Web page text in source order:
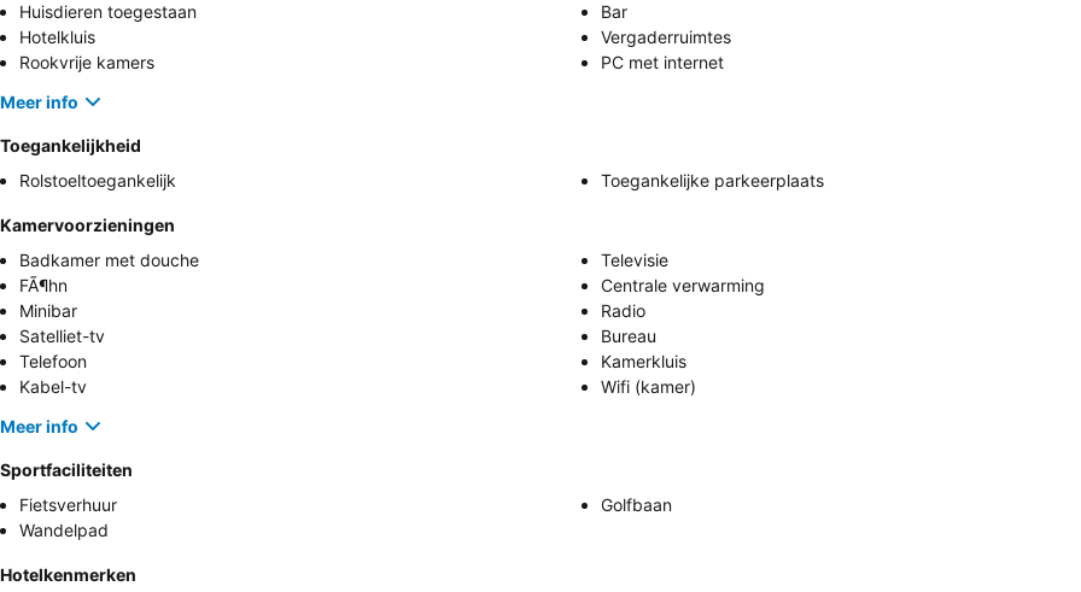
Huisdieren toegestaan
Bar
Hotelkluis
Vergaderruimtes
Rookvrije kamers
PC met internet
Meer info
Toegankelijkheid
Rolstoeltoegankelijk
Toegankelijke parkeerplaats
Kamervoorzieningen
Badkamer met douche
Televisie
FÃ¶hn
Centrale verwarming
Minibar
Radio
Satelliet-tv
Bureau
Telefoon
Kamerkluis
Kabel-tv
Wifi (kamer)
Meer info
Sportfaciliteiten
Fietsverhuur
Golfbaan
Wandelpad
Hotelkenmerken